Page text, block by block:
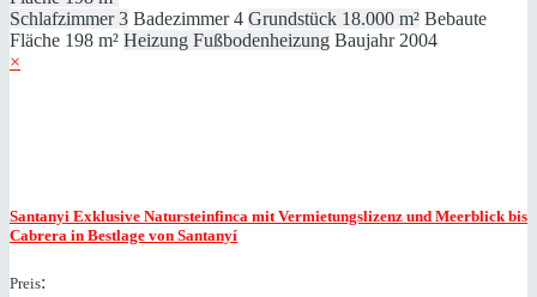
Schlafzimmer 3 Badezimmer 4 Grundstück 18.000 m² Bebaute
Fläche 198 m² Heizung Fußbodenheizung Baujahr 2004
×
Santanyi Exklusive Natursteinfinca mit Vermietungslizenz und Meerblick bis
Cabrera in Bestlage von Santanyí
Preis: